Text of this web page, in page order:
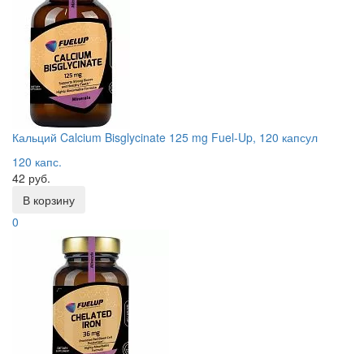
Кальций Calcium Bisglycinate 125 mg Fuel-Up, 120 капсул
120 капс.
42 руб.
В корзину
0